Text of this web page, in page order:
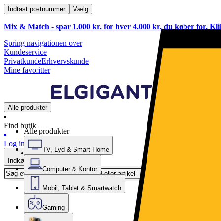
Indtast postnummer Vælg
Mix & Match - spar 1.000 kr. for hver 4.000 kr. du køber for.
Spring navigationen over
Kundeservice
PrivatkundeErhvervskunde
Mine favoritter
Alle produkter
Find butik
Log ind
Indkøbskurv
Alle produkter
TV, Lyd & Smart Home
Computer & Kontor
Mobil, Tablet & Smartwatch
Gaming